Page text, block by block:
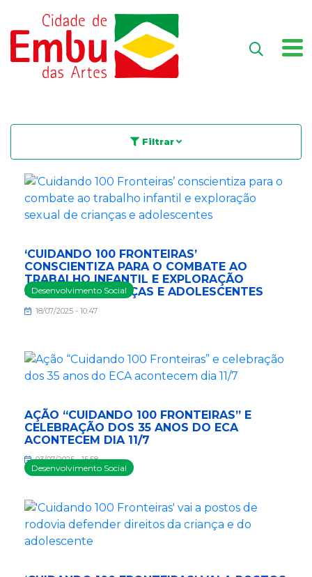
Filtrar
Desenvolvimento Social
‘CUIDANDO 100 FRONTEIRAS’
CONSCIENTIZA PARA O COMBATE AO
TRABALHO INFANTIL E EXPLORAÇÃO
SEXUAL DE CRIANÇAS E ADOLESCENTES
18/07/2025 - 10:47
Desenvolvimento Social
AÇÃO “CUIDANDO 100 FRONTEIRAS” E
CELEBRAÇÃO DOS 35 ANOS DO ECA
ACONTECEM DIA 11/7
03/07/2025 - 15:58